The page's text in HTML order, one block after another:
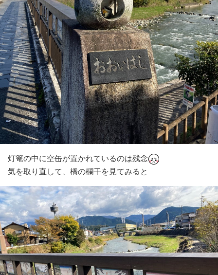
灯篭の中に空缶が置かれているのは残念
気を取り直して、橋の欄干を見てみると